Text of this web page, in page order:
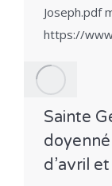
Joseph.pdf
https://
Sainte
d’avril